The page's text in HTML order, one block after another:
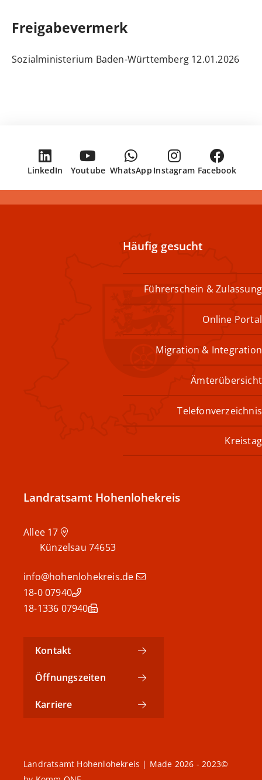
Freigabevermerk
12.01.2026 Sozialministerium Baden-Württemberg
Facebook
Instagram
WhatsApp
Youtube
LinkedIn
Häufig gesucht
Führerschein &
Online
Migration &
Landratsamt Hohenlohekreis
Allee 17
74653
Künzelsau
info@hohenlohekreis.de
07940 18-0
07940 18-1336
Kontakt
Öffnungszeiten
Karriere
©2023 - 2026 Landratsamt Hohenlohekreis | Made